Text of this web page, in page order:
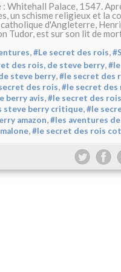
: Whitehall Palace, 1547.
un schisme religieux et la
d'Angleterre,
Tudor, est sur son lit de
,#Le secret des rois,
des rois, de steve berry,
steve berry,#le secret des
des rois,#le secret des
berry avis,#le secret des
steve berry critique,#le
amazon,#les aventures
,#le secret des rois